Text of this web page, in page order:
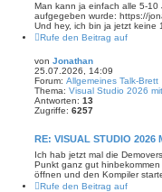
Man kann ja einfach alle 5-10
aufgegeben wurde: https://
Und hey, ich bin ja jetzt keine
Rufe den Beitrag auf
von Jonathan
25.07.2026, 14:09
Forum: Allgemeines Talk-Brett
Thema: Visual Studio 2026
Antworten: 13
Zugriffe: 6257
RE: VISUAL STUDIO 2026
Ich hab jetzt mal die
Punkt ganz gut
öffnen und den Kompiler
Rufe den Beitrag auf